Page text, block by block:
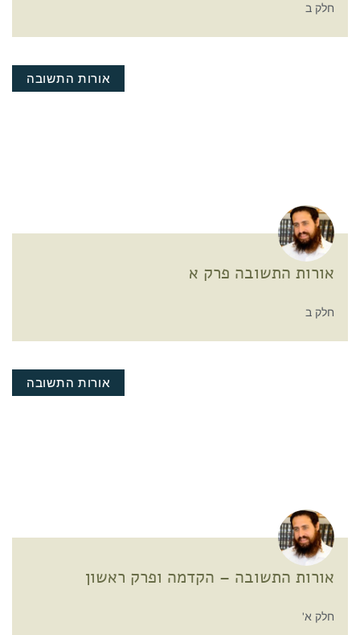
חלק ב
אורות התשובה
אורות התשובה פרק א
חלק ב
אורות התשובה
אורות התשובה – הקדמה ופרק ראשון
חלק א'